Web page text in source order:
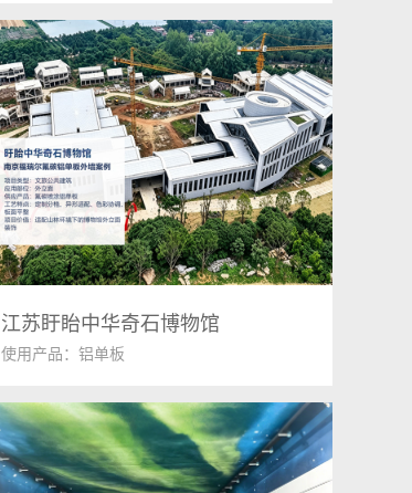
江苏盱眙中华奇石博物馆
使用产品：铝单板